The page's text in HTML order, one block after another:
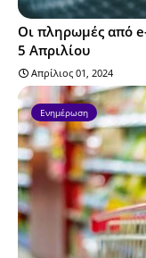
Οι πληρωμές από
5 Απριλίου
Απρίλιος 01, 2024
Ενημέρωση